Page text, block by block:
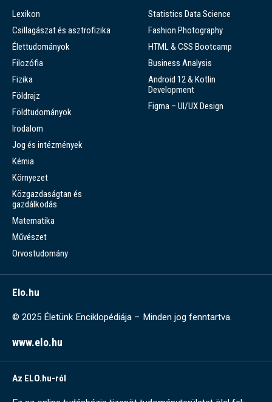
Lexikon
Csillagászat és asztrofizika
Élettudományok
Filozófia
Fizika
Földrajz
Földtudományok
Irodalom
Jog és intézmények
Kémia
Környezet
Közgazdaságtan és
gazdálkodás
Matematika
Művészet
Orvostudomány
Statistics Data Science
Fashion Photography
HTML & CSS Bootcamp
Business Analysis
Android 12 & Kotlin
Development
Figma – UI/UX Design
Elo.hu
© 2025 Életünk Enciklopédiája – Minden jog fenntartva.
www.elo.hu
Az ELO.hu-ról